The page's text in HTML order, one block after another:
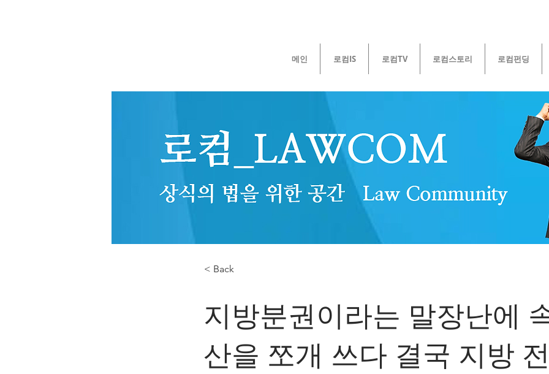
메인 로컴IS 로컴TV 로컴스토리 로컴펀딩
< Back
지방분권이라는 말장난에
산을 쪼개 쓰다 결국 지방